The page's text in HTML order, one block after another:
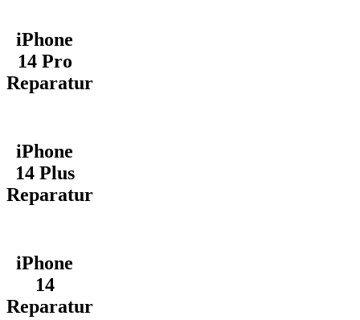
iPhone
14 Pro
Reparatur
iPhone
14 Plus
Reparatur
iPhone
14
Reparatur